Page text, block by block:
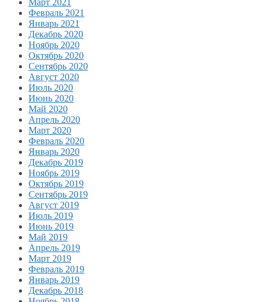
Март 2021
Февраль 2021
Январь 2021
Декабрь 2020
Ноябрь 2020
Октябрь 2020
Сентябрь 2020
Август 2020
Июль 2020
Июнь 2020
Май 2020
Апрель 2020
Март 2020
Февраль 2020
Январь 2020
Декабрь 2019
Ноябрь 2019
Октябрь 2019
Сентябрь 2019
Август 2019
Июль 2019
Июнь 2019
Май 2019
Апрель 2019
Март 2019
Февраль 2019
Январь 2019
Декабрь 2018